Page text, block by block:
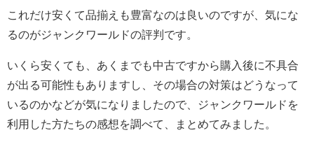
これだけ安くて品揃えも豊富なのは良いのですが、気にな
るのがジャンクワールドの評判です。
いくら安くても、あくまでも中古ですから購入後に不具合
が出る可能性もありますし、その場合の対策はどうなって
いるのかなどが気になりましたので、ジャンクワールドを
利用した方たちの感想を調べて、まとめてみました。